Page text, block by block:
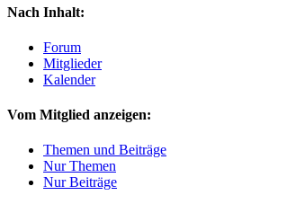
Nach Inhalt:
Forum
Mitglieder
Kalender
Vom Mitglied anzeigen:
Themen und Beiträge
Nur Themen
Nur Beiträge